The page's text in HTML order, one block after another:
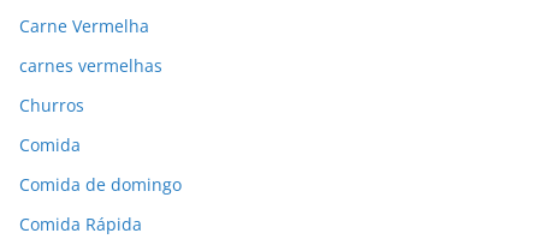
Carne Vermelha
carnes vermelhas
Churros
Comida
Comida de domingo
Comida Rápida